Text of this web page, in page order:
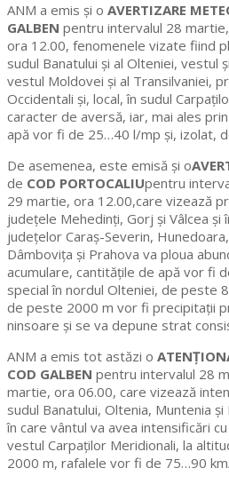
ANM a emis și o AVERTIZARE
GALBEN pentru intervalul 28
ora 12.00, fenomenele vizate fiind
sudul Banatului și al Olteniei, vestul
vestul Moldovei și al Transilvaniei,
Occidentali și, local, în sudul
caracter de aversă, iar, mai ales
apă vor fi de 25…40 l/mp și, izolat,
De asemenea, este emisă și o
de COD PORTOCALIUpentru
29 martie, ora 12.00,care vizează
județele Mehedinți, Gorj și Vâlcea și
județelor Caraș-Severin,
Dâmbovița și Prahova va ploua
acumulare, cantitățile de apă vor fi
special în nordul Olteniei, de peste
de peste 2000 m vor fi precipitații
ninsoare și se va depune strat
ANM a emis tot astăzi o
COD GALBEN pentru intervalul 28
martie, ora 06.00, care vizează
sudul Banatului, Oltenia, Muntenia
în care vântul va avea intensificări
vestul Carpaților Meridionali, la
2000 m, rafalele vor fi de 75…90